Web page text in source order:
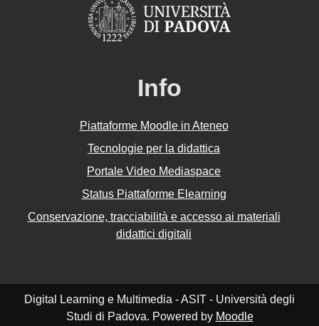
Info
Piattaforme Moodle in Ateneo
Tecnologie per la didattica
Portale Video Mediaspace
Status Piattaforme Elearning
Conservazione, tracciabilità e accesso ai materiali
didattici digitali
Digital Learning e Multimedia - ASIT - Università degli
Studi di Padova. Powered by Moodle